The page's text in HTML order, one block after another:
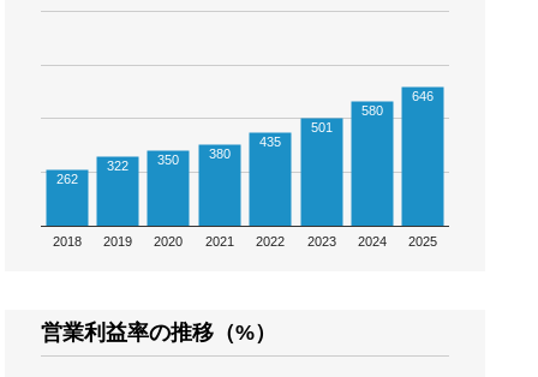
2018 2019 2020 2021 2022 2023 2024 2025
262
322 350 380
435
501
580
646
営業利益率の推移（%）